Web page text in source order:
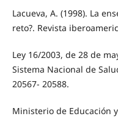
Lacueva, A. (1998). La
reto?. Revista
Ley 16/2003, de 28 de
Sistema Nacional de
20567- 20588.
Ministerio de Educación